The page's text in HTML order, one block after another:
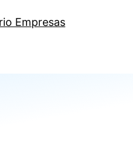
Empresas